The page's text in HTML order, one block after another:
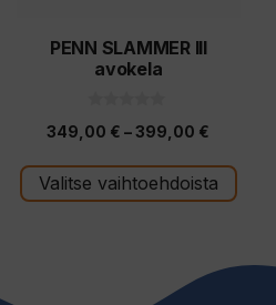
PENN SLAMMER III
avokela
5
s
t
ä
349,00 € – 399,00 €
-
Valitse vaihtoehdoista
tuotteen